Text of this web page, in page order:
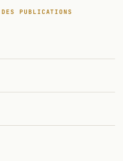
PUBLICATIONS